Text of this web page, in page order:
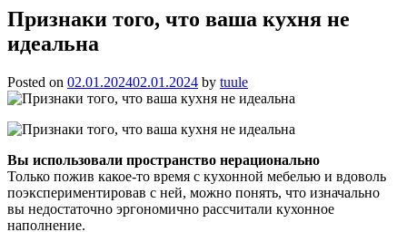
Признаки того, что ваша кухня не
идеальна
Posted on 02.01.202402.01.2024 by tuule
Вы использовали пространство нерационально
Только пожив какое-то время с кухонной мебелью и вдоволь
поэкспериментировав с ней, можно понять, что изначально
вы недостаточно эргономично рассчитали кухонное
наполнение.